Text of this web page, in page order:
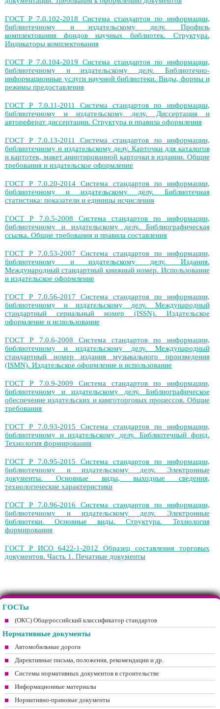
ГОСТ Р 7.0.102-2018 Система стандартов по информации,
библиотечному и издательскому делу. Профиль
комплектования фондов научных библиотек. Структура.
Индикаторы комплектования
ГОСТ Р 7.0.104-2019 Система стандартов по информации,
библиотечному и издательскому делу. Библиотечно-
информационные услуги научной библиотеки. Виды, формы и
режимы предоставления
ГОСТ Р 7.0.11-2011 Система стандартов по информации,
библиотечному и издательскому делу. Диссертация и
автореферат диссертации. Структура и правила оформления
ГОСТ Р 7.0.13-2011 Система стандартов по информации,
библиотечному и издательскому делу. Карточки для каталогов
и картотек, макет аннотированной карточки в издании. Общие
требования и издательское оформление
ГОСТ Р 7.0.20-2014 Система стандартов по информации,
библиотечному и издательскому делу. Библиотечная
статистика: показатели и единицы исчисления
ГОСТ Р 7.0.5-2008 Система стандартов по информации,
библиотечному и издательскому делу. Библиографическая
ссылка. Общие требования и правила составления
ГОСТ Р 7.0.53-2007 Система стандартов по информации,
библиотечному и издательскому делу. Издания.
Международный стандартный книжный номер. Использование
и издательское оформление
ГОСТ Р 7.0.56-2017 Система стандартов по информации,
библиотечному и издательскому делу. Международный
стандартный сериальный номер (ISSN). Издательское
оформление и использование
ГОСТ Р 7.0.6-2008 Система стандартов по информации,
библиотечному и издательскому делу. Международный
стандартный номер издания музыкального произведения
(ISMN). Издательское оформление и использование
ГОСТ Р 7.0.9-2009 Система стандартов по информации,
библиотечному и издательскому делу. Библиографическое
обеспечение издательских и книготорговых процессов. Общие
требования
ГОСТ Р 7.0.93-2015 Система стандартов по информации,
библиотечному и издательскому делу. Библиотечный фонд.
Технология формирования
ГОСТ Р 7.0.95-2015 Система стандартов по информации,
библиотечному и издательскому делу. Электронные
документы. Основные виды, выходные сведения,
технологические характеристики
ГОСТ Р 7.0.96-2016 Система стандартов по информации,
библиотечному и издательскому делу. Электронные
библиотеки. Основные виды. Структура. Технология
формирования
ГОСТ Р ИСО 6422-1-2012 Образец составления торговых
документов. Часть 1. Печатные документы
ГОСТы
(ОКС) Общероссийский классификатор стандартов
Нормативные документы
Автомобильные дороги
Директивные письма, положения, рекомендации и др.
Системы нормативных документов в строительстве
Информационные материалы
Нормативно-правовые документы